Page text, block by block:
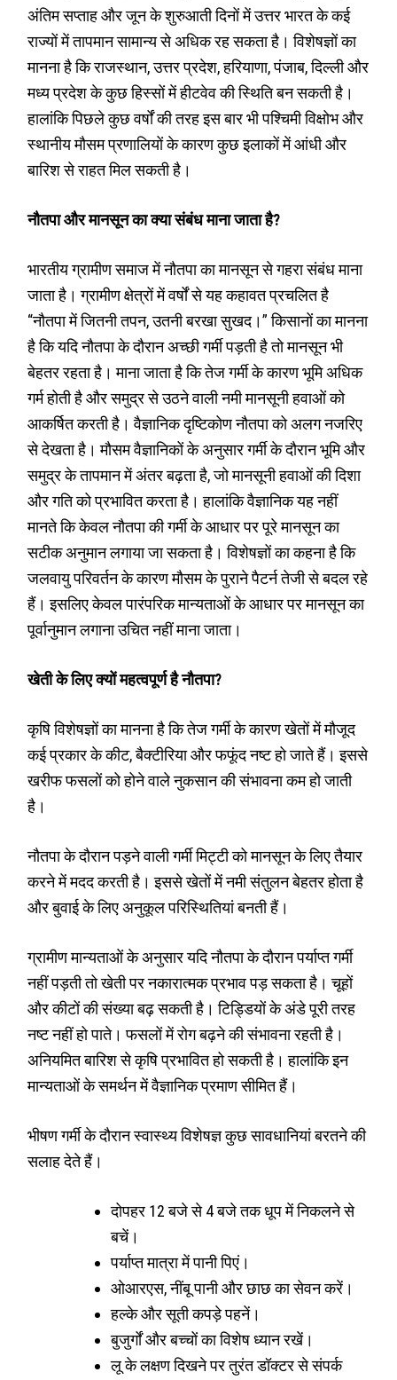
अंतिम सप्ताह और जून के शुरुआती दिनों में उत्तर भारत के कई
राज्यों में तापमान सामान्य से अधिक रह सकता है। विशेषज्ञों का
मानना है कि राजस्थान, उत्तर प्रदेश, हरियाणा, पंजाब, दिल्ली और
मध्य प्रदेश के कुछ हिस्सों में हीटवेव की स्थिति बन सकती है।
हालांकि पिछले कुछ वर्षों की तरह इस बार भी पश्चिमी विक्षोभ और
स्थानीय मौसम प्रणालियों के कारण कुछ इलाकों में आंधी और
बारिश से राहत मिल सकती है।
नौतपा और मानसून का क्या संबंध माना जाता है?
भारतीय ग्रामीण समाज में नौतपा का मानसून से गहरा संबंध माना
जाता है। ग्रामीण क्षेत्रों में वर्षों से यह कहावत प्रचलित है
“नौतपा में जितनी तपन, उतनी बरखा सुखद।” किसानों का मानना
है कि यदि नौतपा के दौरान अच्छी गर्मी पड़ती है तो मानसून भी
बेहतर रहता है। माना जाता है कि तेज गर्मी के कारण भूमि अधिक
गर्म होती है और समुद्र से उठने वाली नमी मानसूनी हवाओं को
आकर्षित करती है। वैज्ञानिक दृष्टिकोण नौतपा को अलग नजरिए
से देखता है। मौसम वैज्ञानिकों के अनुसार गर्मी के दौरान भूमि और
समुद्र के तापमान में अंतर बढ़ता है, जो मानसूनी हवाओं की दिशा
और गति को प्रभावित करता है। हालांकि वैज्ञानिक यह नहीं
मानते कि केवल नौतपा की गर्मी के आधार पर पूरे मानसून का
सटीक अनुमान लगाया जा सकता है। विशेषज्ञों का कहना है कि
जलवायु परिवर्तन के कारण मौसम के पुराने पैटर्न तेजी से बदल रहे
हैं। इसलिए केवल पारंपरिक मान्यताओं के आधार पर मानसून का
पूर्वानुमान लगाना उचित नहीं माना जाता।
खेती के लिए क्यों महत्वपूर्ण है नौतपा?
कृषि विशेषज्ञों का मानना है कि तेज गर्मी के कारण खेतों में मौजूद
कई प्रकार के कीट, बैक्टीरिया और फफूंद नष्ट हो जाते हैं। इससे
खरीफ फसलों को होने वाले नुकसान की संभावना कम हो जाती
है।
नौतपा के दौरान पड़ने वाली गर्मी मिट्टी को मानसून के लिए तैयार
करने में मदद करती है। इससे खेतों में नमी संतुलन बेहतर होता है
और बुवाई के लिए अनुकूल परिस्थितियां बनती हैं।
ग्रामीण मान्यताओं के अनुसार यदि नौतपा के दौरान पर्याप्त गर्मी
नहीं पड़ती तो खेती पर नकारात्मक प्रभाव पड़ सकता है। चूहों
और कीटों की संख्या बढ़ सकती है। टिड्डियों के अंडे पूरी तरह
नष्ट नहीं हो पाते। फसलों में रोग बढ़ने की संभावना रहती है।
अनियमित बारिश से कृषि प्रभावित हो सकती है। हालांकि इन
मान्यताओं के समर्थन में वैज्ञानिक प्रमाण सीमित हैं।
भीषण गर्मी के दौरान स्वास्थ्य विशेषज्ञ कुछ सावधानियां बरतने की
सलाह देते हैं।
दोपहर 12 बजे से 4 बजे तक धूप में निकलने से
बचें।
पर्याप्त मात्रा में पानी पिएं।
ओआरएस, नींबू पानी और छाछ का सेवन करें।
हल्के और सूती कपड़े पहनें।
बुजुर्गों और बच्चों का विशेष ध्यान रखें।
लू के लक्षण दिखने पर तुरंत डॉक्टर से संपर्क